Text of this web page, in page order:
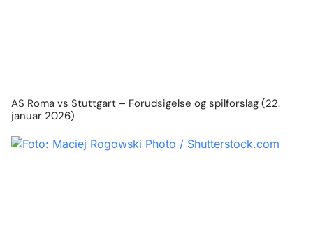
AS Roma vs Stuttgart – Forudsigelse og spilforslag (22.
januar 2026)